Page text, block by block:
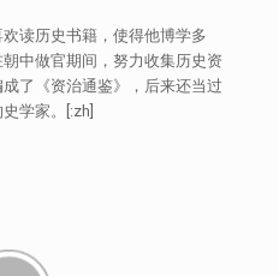
读历史书籍，使得他博学多
中做官期间，努力收集历史资
了《资治通鉴》，后来还当过
学家。[:zh]